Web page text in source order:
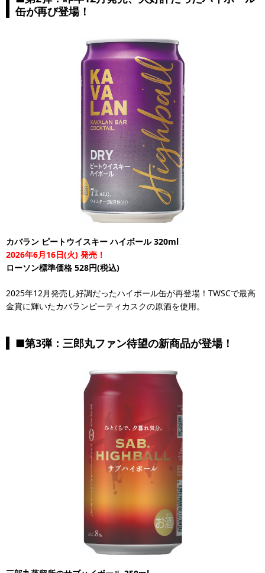
缶が再び登場！
カバラン ピートウイスキー ハイボール 320ml
2026年6月16日(火) 発売！
ローソン標準価格 528円(税込)
2025年12月発売し好調だったハイボール缶が再登場！TWSCで最高
金賞に輝いたカバランピーティカスクの原酒を使用。
■第3弾：三郎丸ファン待望の新商品が登場！